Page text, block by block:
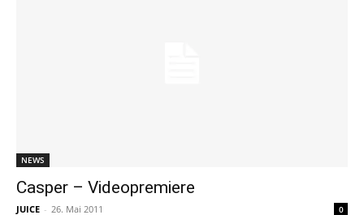
NEWS
Casper – Videopremiere
JUICE - 26. Mai 2011 0